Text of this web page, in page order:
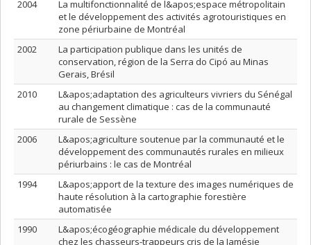
2004
La multifonctionnalité de l&apos;espace métropolitain
et le développement des activités agrotouristiques en
zone périurbaine de Montréal
2002
La participation publique dans les unités de
conservation, région de la Serra do Cipó au Minas
Gerais, Brésil
2010
L&apos;adaptation des agriculteurs vivriers du Sénégal
au changement climatique : cas de la communauté
rurale de Sessène
2006
L&apos;agriculture soutenue par la communauté et le
développement des communautés rurales en milieux
périurbains : le cas de Montréal
1994
L&apos;apport de la texture des images numériques de
haute résolution à la cartographie forestière
automatisée
1990
L&apos;écogéographie médicale du développement
chez les chasseurs-trappeurs cris de la Jamésie